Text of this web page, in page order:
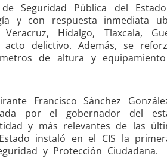
Seguridad Pública del
y con respuesta inmediata
Hidalgo, Tlaxcala,
delictivo. Además, se
de altura y
Francisco Sánchez
por el gobernador del
y más relevantes de las
instaló en el CIS la
y Protección Ciudadana.